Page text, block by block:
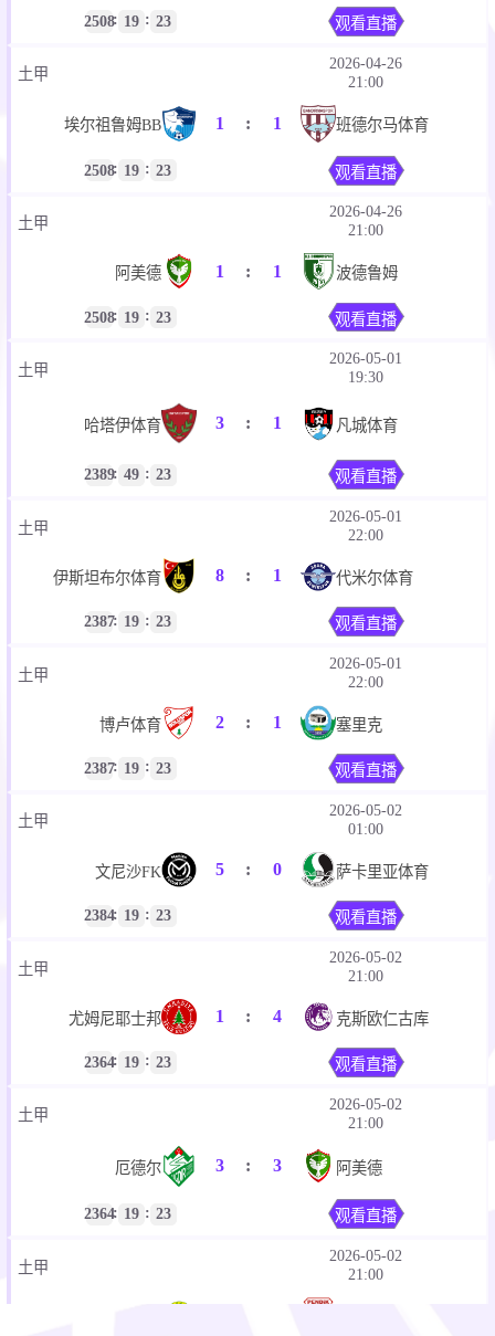
2508: 19 : 23 观看直播
土甲
2026-04-26
21:00
埃尔祖鲁姆BB 1 : 1 班德尔马体育
2508: 19 : 23 观看直播
土甲
2026-04-26
21:00
阿美德 1 : 1 波德鲁姆
2508: 19 : 23 观看直播
土甲
2026-05-01
19:30
哈塔伊体育 3 : 1 凡城体育
2389: 49 : 23 观看直播
土甲
2026-05-01
22:00
伊斯坦布尔体育 8 : 1 代米尔体育
2387: 19 : 23 观看直播
土甲
2026-05-01
22:00
博卢体育 2 : 1 塞里克
2387: 19 : 23 观看直播
土甲
2026-05-02
01:00
文尼沙FK 5 : 0 萨卡里亚体育
2384: 19 : 23 观看直播
土甲
2026-05-02
21:00
尤姆尼耶士邦 1 : 4 克斯欧仁古库
2364: 19 : 23 观看直播
土甲
2026-05-02
21:00
厄德尔 3 : 3 阿美德
2364: 19 : 23 观看直播
土甲
2026-05-02
21:00